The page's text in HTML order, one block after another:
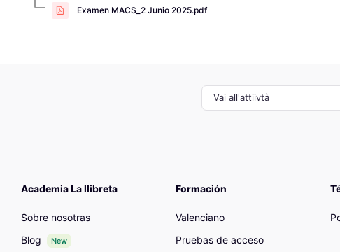
Examen MACS_2 Junio 2025.pdf
Vai all'attiivtà
Academia La llibreta
Sobre nosotras
Blog
New
Formación
Valenciano
Pruebas de acceso